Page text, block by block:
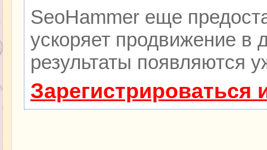
SeoHammer еще
ускоряет продвижение в
результаты появляются